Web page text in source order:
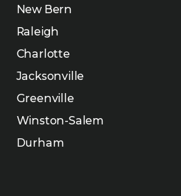
New Bern
Raleigh
Charlotte
Jacksonville
Greenville
Winston-Salem
Durham